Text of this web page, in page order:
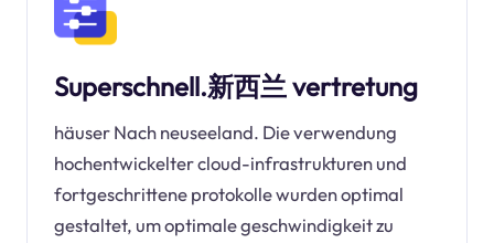
Superschnell.新西兰 vertretung
häuser Nach neuseeland. Die verwendung
hochentwickelter cloud-infrastrukturen und
fortgeschrittene protokolle wurden optimal
gestaltet, um optimale geschwindigkeit zu